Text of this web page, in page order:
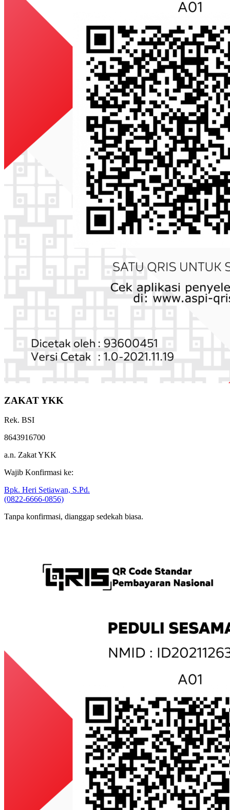
ZAKAT YKK
Rek. BSI
8643916700
a.n. Zakat YKK
Wajib Konfirmasi ke:
Bpk. Heri Setiawan, S.Pd.
(0822-6666-0856)
Tanpa konfirmasi, dianggap sedekah biasa.